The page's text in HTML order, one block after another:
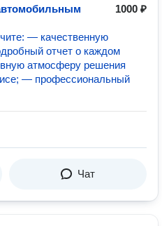
1000 ₽
— качественную
отчет о каждом
атмосферу решения
— профессиональный
Чат